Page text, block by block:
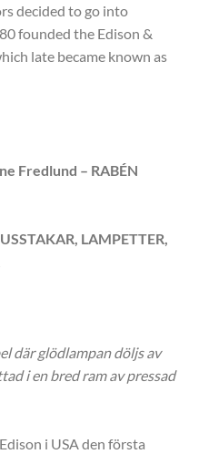
decided to go into
founded the Edison &
late became known as
Fredlund – RABÉN
LAMPETTER,
där glödlampan döljs av
i en bred ram av pressad
i USA den första